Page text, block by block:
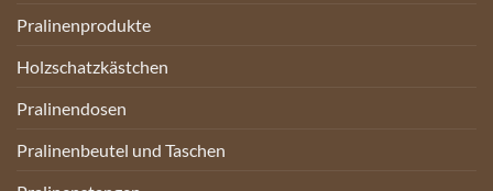
Pralinenprodukte
Holzschatzkästchen
Pralinendosen
Pralinenbeutel und Taschen